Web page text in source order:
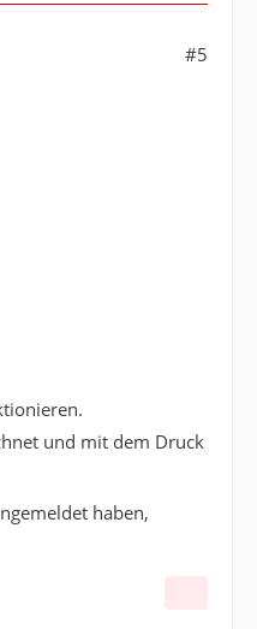
#5
und mit dem Druck
haben,